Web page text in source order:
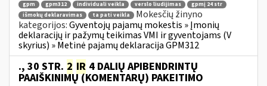
gpm gpm312 individuali veikla verslo liudijimas
gpmį 24 str
išmokų deklaravimas
ta pati veikla
Mokesčių žinyno
kategorijos:Gyventojų pajamų mokestis » Įmonių
deklaracijų ir pažymų teikimas VMI ir gyventojams (V
skyrius) » Metinė pajamų deklaracija GPM312
., 30 STR. 2 IR 4 DALIŲ APIBENDRINTŲ
PAAIŠKINIMŲ (KOMENTARŲ) PAKEITIMO